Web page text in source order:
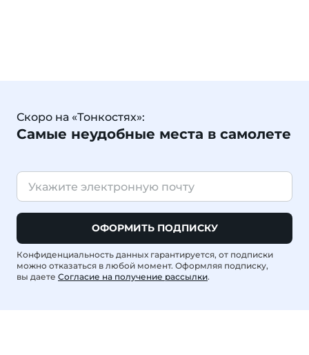
Скоро на «Тонкостях»:
Самые неудобные места в самолете
ОФОРМИТЬ ПОДПИСКУ
Конфиденциальность данных гарантируется, от подписки
можно отказаться в любой момент. Оформляя подписку,
вы даете Согласие на получение рассылки.